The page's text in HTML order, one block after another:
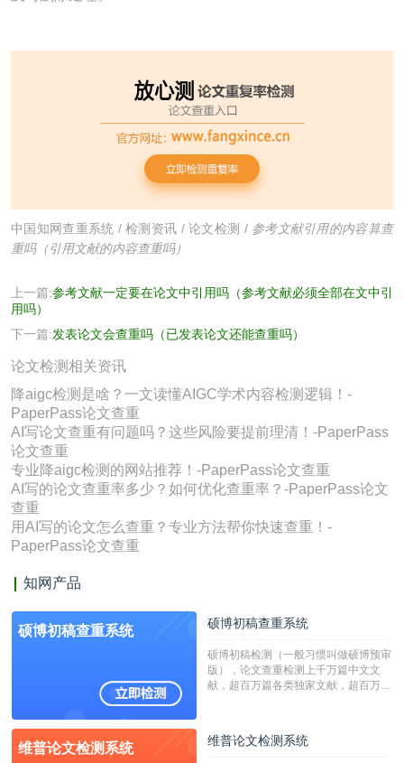
中国知网查重系统 /检测资讯 / 论文检测 / 参考文献引用的内容算查
重吗（引用文献的内容查重吗）
上一篇:参考文献一定要在论文中引用吗（参考文献必须全部在文中引
用吗）
下一篇:发表论文会查重吗（已发表论文还能查重吗）
论文检测相关资讯
降aigc检测是啥？一文读懂AIGC学术内容检测逻辑！-
PaperPass论文查重
AI写论文查重有问题吗？这些风险要提前理清！-PaperPass
论文查重
专业降aigc检测的网站推荐！-PaperPass论文查重
AI写的论文查重率多少？如何优化查重率？-PaperPass论文
查重
用AI写的论文怎么查重？专业方法帮你快速查重！-
PaperPass论文查重
知网产品
硕博初稿查重系统 硕博初稿查重系统
硕博初稿检测（一般习惯叫做硕博预审
版），论文查重检测上千万篇中文文
献，超百万篇各类独家文献，超百万港
校用来检测硕博论文的系统，检测范围
广，数据来源真实，检测算法合理!本
维普论文检测系统 维普论文检测系统